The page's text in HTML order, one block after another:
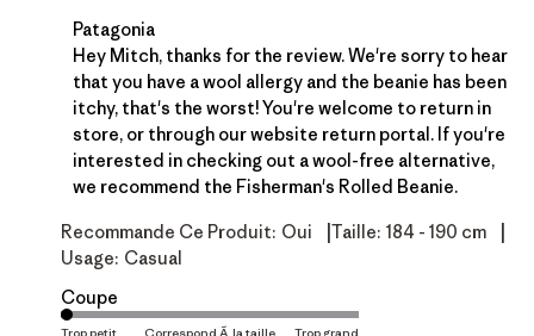
Commentaires du propriétaire du magasin sur
Patagonia
Hey Mitch, thanks for the review. We're sorry to hear
that you have a wool allergy and the beanie has been
itchy, that's the worst! You're welcome to return in
store, or through our website return portal. If you're
interested in checking out a wool-free alternative,
we recommend the Fisherman's Rolled Beanie.
Recommande Ce Produit: Oui Taille: 184 - 190 cm
Usage: Casual
Coupe